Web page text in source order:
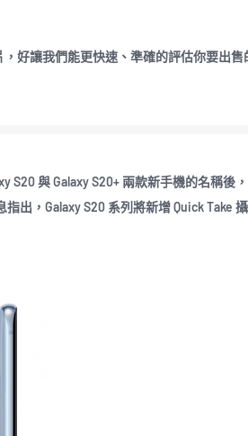
好讓我們能更快速、準確的評估你要出售
S20 與 Galaxy S20+ 兩款新手機的名稱後
出，Galaxy S20 系列將新增 Quick Take